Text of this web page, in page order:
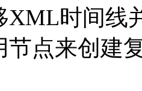
XML时间线
节点来创建